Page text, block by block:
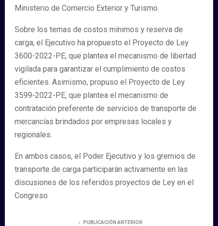
Ministerio de Comercio Exterior y Turismo.
Sobre los temas de costos mínimos y reserva de
carga, el Ejecutivo ha propuesto el Proyecto de Ley
3600-2022-PE, que plantea el mecanismo de libertad
vigilada para garantizar el cumplimiento de costos
eficientes. Asimismo, propuso el Proyecto de Ley
3599-2022-PE, que plantea el mecanismo de
contratación preferente de servicios de transporte de
mercancías brindados por empresas locales y
regionales.
En ambos casos, el Poder Ejecutivo y los gremios de
transporte de carga participarán activamente en las
discusiones de los referidos proyectos de Ley en el
Congreso
PUBLICACIÓN ANTERIOR